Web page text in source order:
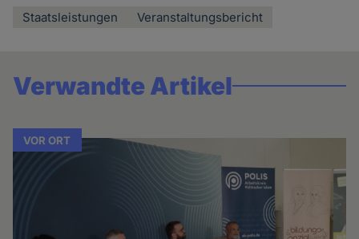
Staatsleistungen Veranstaltungsbericht
Verwandte Artikel
VOR ORT